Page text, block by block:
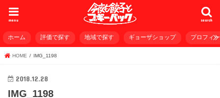
search
menu
ホーム 評価で探す 地域で探す ギョーザショップ プロフィ
HOME IMG_1198
2018.12.28
IMG_1198